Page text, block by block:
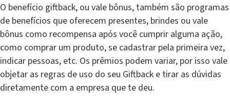
O benefício giftback, ou vale bônus, também são programas
de benefícios que oferecem presentes, brindes ou vale
bônus como recompensa após você cumprir alguma ação,
como comprar um produto, se cadastrar pela primeira vez,
indicar pessoas, etc. Os prêmios podem variar, por isso vale
objetar as regras de uso do seu Giftback e tirar as dúvidas
diretamente com a empresa que te deu.